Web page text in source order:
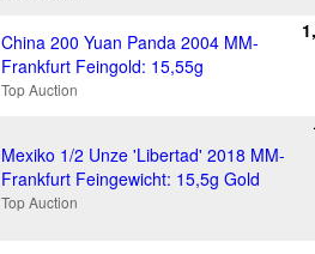
China 200 Yuan Panda 2004 MM-
Frankfurt Feingold: 15,55g
Top Auction
Mexiko 1/2 Unze 'Libertad' 2018 MM-
Frankfurt Feingewicht: 15,5g Gold
Top Auction